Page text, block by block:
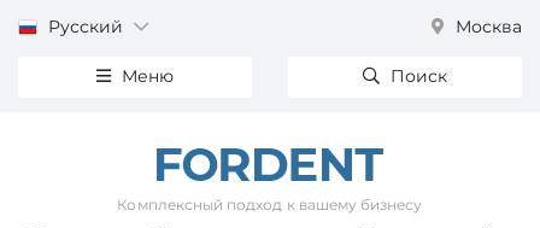
Русский Москва
Меню Поиск
Комплексный подход к вашему бизнесу